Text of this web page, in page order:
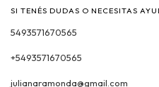
SI TENÉS DUDAS O NECESITAS
5493571670565
+5493571670565
julianaramonda@gmail.com